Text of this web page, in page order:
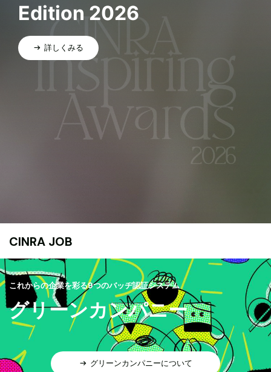
Edition 2026
詳しくみる
CINRA JOB
これからの企業を彩る9つのバッヂ認証システム
グリーンカンパニー
グリーンカンパニーについて